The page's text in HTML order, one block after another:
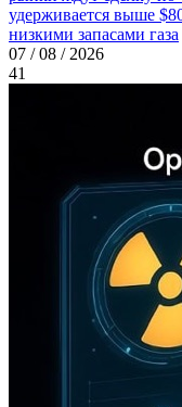
удерживается выше
низкими запасами газа
07 / 08 / 2026
41